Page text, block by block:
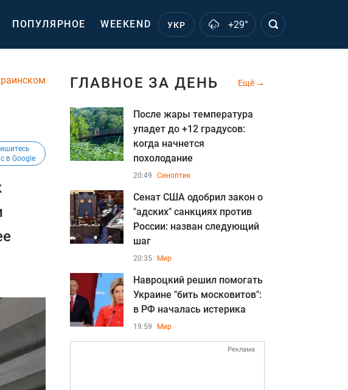
ПОПУЛЯРНОЕ WEEKEND УКР +29°
в Google
ГЛАВНОЕ ЗА ДЕНЬ Ещё
После жары температура
упадет до +12 градусов:
когда начнется
похолодание
20:49 Синоптик
Сенат США одобрил закон о
"адских" санкциях против
России: назван следующий
шаг
20:35 Мир
Навроцкий решил помогать
Украине "бить московитов":
в РФ началась истерика
19:59 Мир
Реклама